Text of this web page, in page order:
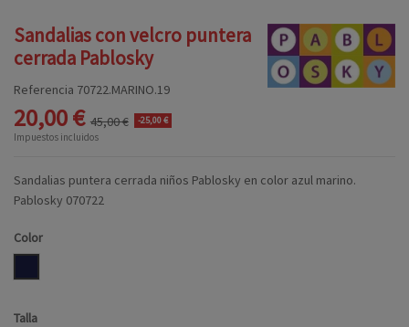
Sandalias con velcro puntera
cerrada Pablosky
Referencia 70722.MARINO.19
20,00 € 45,00 € -25,00 €
Impuestos incluidos
Sandalias puntera cerrada niños Pablosky en color azul marino.
Pablosky 070722
Color
Talla